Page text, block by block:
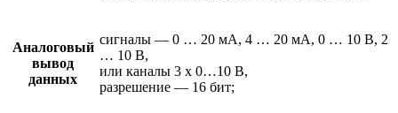
Аналоговый
вывод
данных
сигналы — 0 … 20 мА, 4 … 20 мА, 0 … 10 В, 2
… 10 В,
или каналы 3 х 0…10 В,
разрешение — 16 бит;